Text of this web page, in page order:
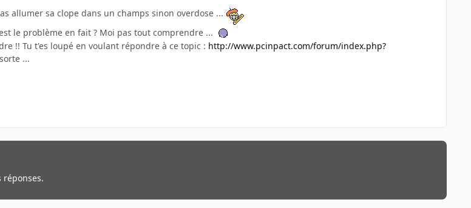
allumer sa clope dans un champs sinon overdose ...
le problème en fait ? Moi pas tout comprendre ...
!! Tu t'es loupé en voulant répondre à ce topic : http://www.pcinpact.com/forum/index.php?
...
réponses.